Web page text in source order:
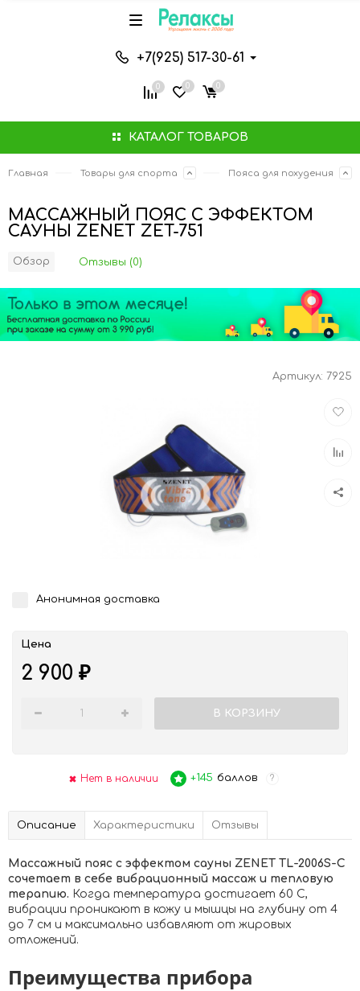
КАТАЛОГ ТОВАРОВ
+7(925) 517-30-61
0 0 0
Главная Товары для спорта Пояса для похудения
МАССАЖНЫЙ ПОЯС С ЭФФЕКТОМ
САУНЫ ZENET ZET-751
Обзор Отзывы (0)
Артикул: 7925
Анонимная доставка
Цена
2 900 ₽
В КОРЗИНУ
+145 баллов ?
Нет в наличии
Описание Характеристики Отзывы
Массажный пояс с эффектом сауны ZENET TL-2006S-C
cочетает в себе вибрационный массаж и тепловую
терапию. Когда температура достигает 60 С,
вибрации проникают в кожу и мышцы на глубину от 4
до 7 см и максимально избавляют от жировых
отложений.
Преимущества прибора